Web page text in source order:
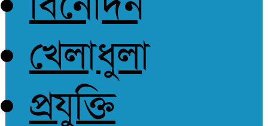
খেলাধুলা
প্রযুক্তি